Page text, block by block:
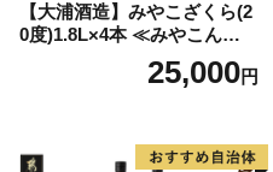
【大浦酒造】みやこざくら(2
0度)1.8L×4本 ≪みやこんじょ
特急便≫_AD-077125,000円